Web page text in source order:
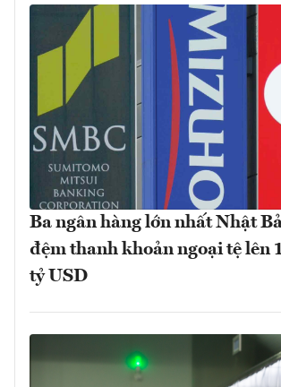
Ba ngân hàng lớn nhất Nhật
đệm thanh khoản ngoại tệ lên
tỷ USD